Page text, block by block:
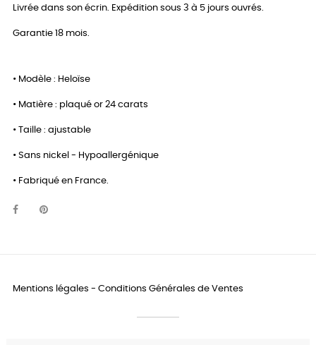
Livrée dans son écrin. Expédition sous 3 à 5 jours ouvrés.
Garantie 18 mois.
• Modèle : Heloïse
• Matière : plaqué or 24 carats
• Taille : ajustable
• Sans nickel - Hypoallergénique
• Fabriqué en France.
Mentions légales - Conditions Générales de Ventes